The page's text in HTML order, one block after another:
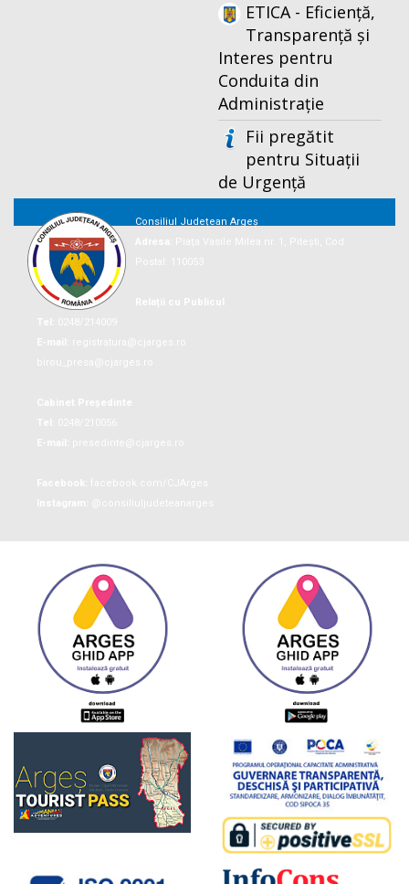
ETICA - Eficiență,
Transparență și
Interes pentru
Conduita din
Administrație
Fii pregătit
pentru Situații
de Urgență
Consiliul Județean Argeș